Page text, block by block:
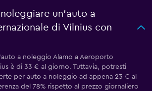
un'auto a
di Vilnius con
a noleggio Alamo a Aeroporto
è di 33 € al giorno. Tuttavia, potresti
per auto a noleggio ad appena 23 € al
del 78% rispetto al prezzo giornaliero